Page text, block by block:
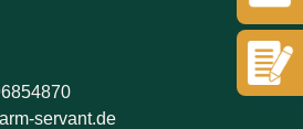
servant.de